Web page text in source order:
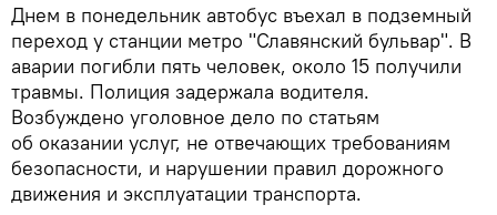
Днем в понедельник автобус въехал в подземный
переход у станции метро "Славянский бульвар". В
аварии погибли пять человек, около 15 получили
травмы. Полиция задержала водителя.
Возбуждено уголовное дело по статьям
об оказании услуг, не отвечающих требованиям
безопасности, и нарушении правил дорожного
движения и эксплуатации транспорта.